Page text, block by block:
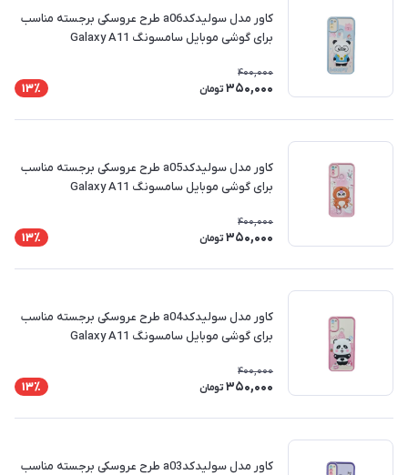
کاور مدل سولیدکدa06 طرح عروسکی برجسته مناسب
برای گوشی موبایل سامسونگ Galaxy A11
400,000
350,000 تومان 13٪
کاور مدل سولیدکدa05 طرح عروسکی برجسته مناسب
برای گوشی موبایل سامسونگ Galaxy A11
400,000
350,000 تومان 13٪
کاور مدل سولیدکدa04 طرح عروسکی برجسته مناسب
برای گوشی موبایل سامسونگ Galaxy A11
400,000
350,000 تومان 13٪
کاور مدل سولیدکدa03 طرح عروسکی برجسته مناسب